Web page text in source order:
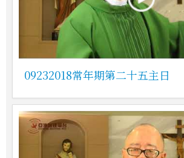
09232018常年期第二十五主日